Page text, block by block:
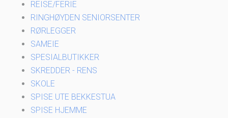
REISE/FERIE
RINGHØYDEN SENIORSENTER
RØRLEGGER
SAMEIE
SPESIALBUTIKKER
SKREDDER - RENS
SKOLE
SPISE UTE BEKKESTUA
SPISE HJEMME